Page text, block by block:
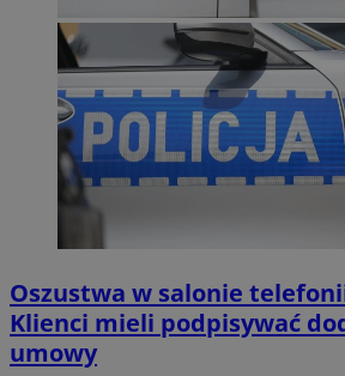
Oszustwa w salonie
Klienci mieli podpisywać
umowy